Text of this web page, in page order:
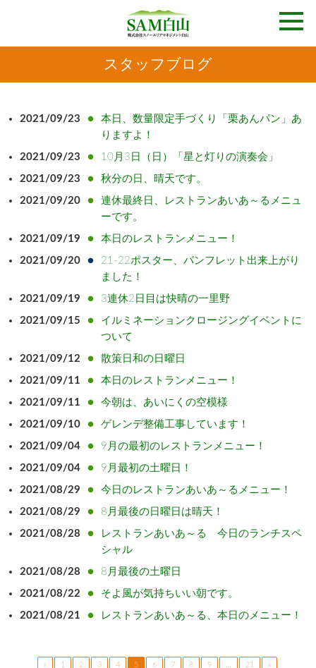
スタッフブログ
2021/09/23
本日、数量限定手づくり「栗あんパン」あ
りますよ！
2021/09/23 10月3日（日）「星と灯りの演奏会」
2021/09/23 秋分の日、晴天です。
2021/09/20
連休最終日、レストランあいあ～るメニュ
ーです。
2021/09/19 本日のレストランメニュー！
2021/09/20
21-22ポスター、パンフレット出来上がり
ました！
2021/09/19 3連休2日目は快晴の一里野
2021/09/15
イルミネーションクロージングイベントに
ついて
2021/09/12 散策日和の日曜日
2021/09/11 本日のレストランメニュー！
2021/09/11 今朝は、あいにくの空模様
2021/09/10 ゲレンデ整備工事しています！
2021/09/04 9月の最初のレストランメニュー！
2021/09/04 9月最初の土曜日！
2021/08/29 今日のレストランあいあ～るメニュー！
2021/08/29 8月最後の日曜日は晴天！
2021/08/28
レストランあいあ～る 今日のランチスペ
シャル
2021/08/28 8月最後の土曜日
2021/08/22 そよ風が気持ちいい朝です。
2021/08/21 レストランあいあ～る、本日のメニュー！
« 1 2 3 4 5 6 7 8 9 21 »